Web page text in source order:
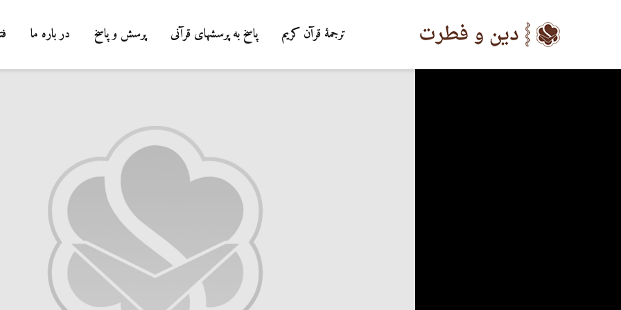
ترجمۀ قرآن کریم پاسخ به پرسشهای قرآنی پرسش و پاسخ در باره ما
شوهرم به سراغ زن دیگری
نمی‌دهد. چه باید کرد؟
19 جولای 2026